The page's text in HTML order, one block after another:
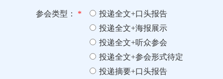
参会类型： *
投递全文+口头报告
投递全文+海报展示
投递全文+听众参会
投递全文+参会形式待定
投递摘要+口头报告